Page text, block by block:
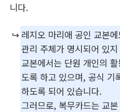
니다.
↪️ 레지오 마리애 공인 교본
관리 주체가 명시되어 있
교본에서는 단원 개인의
도록 하고 있으며, 공식 기
하도록 되어 있습니다.
그러므로, 복무카드는 교